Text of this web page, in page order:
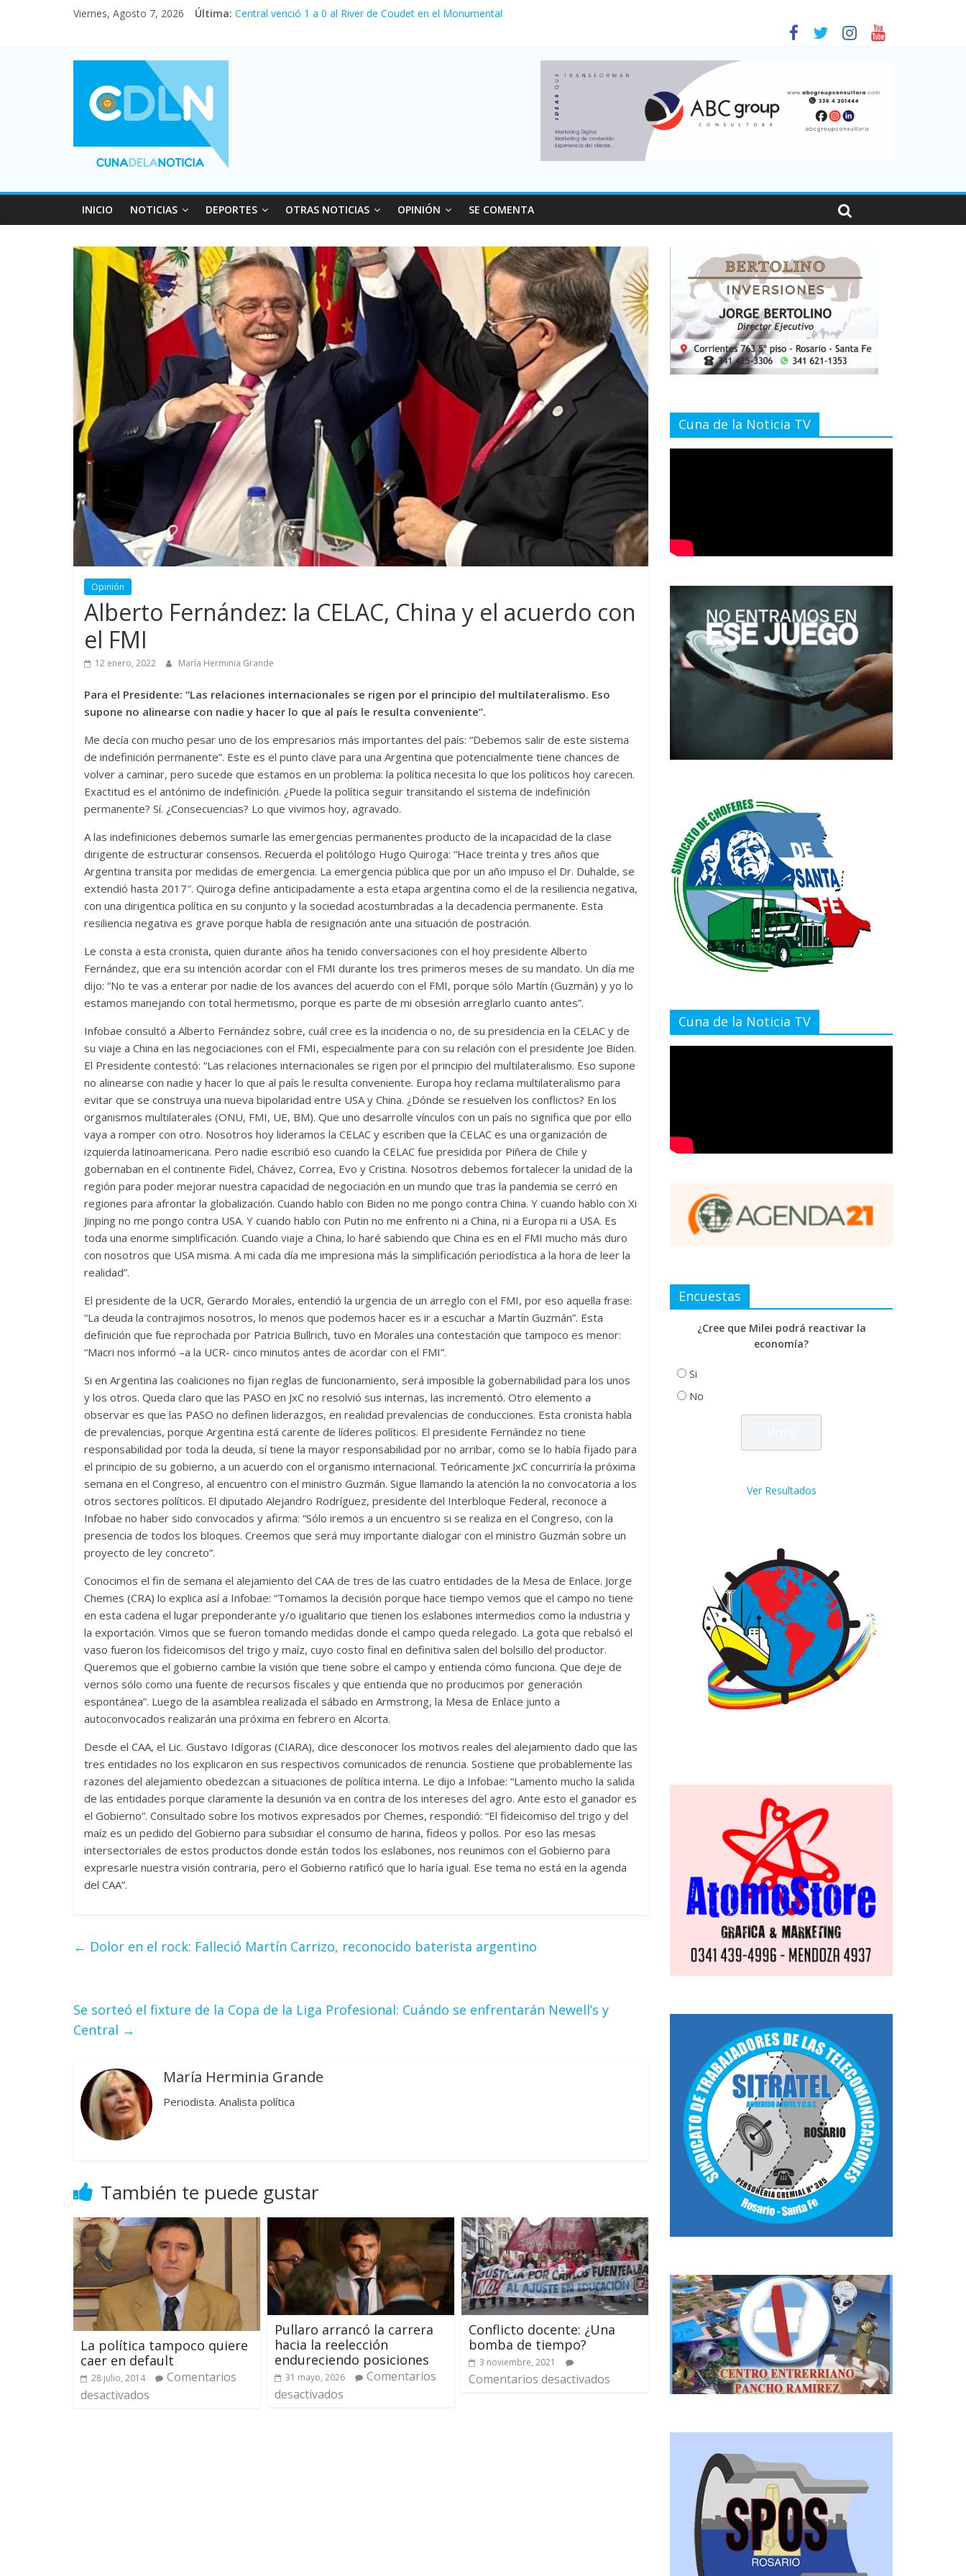
Viernes, Agosto 7, 2026 Última: Fuerte caída de la venta de autos usados en julio: bajó un 12,6% interanual
Desde que asumió Milei cerraron 41.000 kioscos: el sector denuncia crisis como en 2001
Vacaciones de invierno con más movimiento y consumo turístico: 4,6 millones de personas viajaron por el país, un 5,9% más que en 2025
INICIO NOTICIAS DEPORTES OTRAS NOTICIAS OPINIÓN SE COMENTA
Opinión
Alberto Fernández: la CELAC, China y el acuerdo con
el FMI
12 enero, 2022 María Herminia Grande
Para el Presidente: “Las relaciones internacionales se rigen por el principio del multilateralismo. Eso
supone no alinearse con nadie y hacer lo que al país le resulta conveniente”.
Me decía con mucho pesar uno de los empresarios más importantes del país: “Debemos salir de este sistema
de indefinición permanente”. Este es el punto clave para una Argentina que potencialmente tiene chances de
volver a caminar, pero sucede que estamos en un problema: la política necesita lo que los políticos hoy carecen.
Exactitud es el antónimo de indefinición. ¿Puede la política seguir transitando el sistema de indefinición
permanente? Sí. ¿Consecuencias? Lo que vivimos hoy, agravado.
A las indefiniciones debemos sumarle las emergencias permanentes producto de la incapacidad de la clase
dirigente de estructurar consensos. Recuerda el politólogo Hugo Quiroga: “Hace treinta y tres años que
Argentina transita por medidas de emergencia. La emergencia pública que por un año impuso el Dr. Duhalde, se
extendió hasta 2017″. Quiroga define anticipadamente a esta etapa argentina como el de la resiliencia negativa,
con una dirigentica política en su conjunto y la sociedad acostumbradas a la decadencia permanente. Esta
resiliencia negativa es grave porque habla de resignación ante una situación de postración.
Le consta a esta cronista, quien durante años ha tenido conversaciones con el hoy presidente Alberto
Fernández, que era su intención acordar con el FMI durante los tres primeros meses de su mandato. Un día me
dijo: “No te vas a enterar por nadie de los avances del acuerdo con el FMI, porque sólo Martín (Guzmán) y yo lo
estamos manejando con total hermetismo, porque es parte de mi obsesión arreglarlo cuanto antes”.
Infobae consultó a Alberto Fernández sobre, cuál cree es la incidencia o no, de su presidencia en la CELAC y de
su viaje a China en las negociaciones con el FMI, especialmente para con su relación con el presidente Joe Biden.
El Presidente contestó: “Las relaciones internacionales se rigen por el principio del multilateralismo. Eso supone
no alinearse con nadie y hacer lo que al país le resulta conveniente. Europa hoy reclama multilateralismo para
evitar que se construya una nueva bipolaridad entre USA y China. ¿Dónde se resuelven los conflictos? En los
organismos multilaterales (ONU, FMI, UE, BM). Que uno desarrolle vínculos con un país no significa que por ello
vaya a romper con otro. Nosotros hoy lideramos la CELAC y escriben que la CELAC es una organización de
izquierda latinoamericana. Pero nadie escribió eso cuando la CELAC fue presidida por Piñera de Chile y
gobernaban en el continente Fidel, Chávez, Correa, Evo y Cristina. Nosotros debemos fortalecer la unidad de la
región para poder mejorar nuestra capacidad de negociación en un mundo que tras la pandemia se cerró en
regiones para afrontar la globalización. Cuando hablo con Biden no me pongo contra China. Y cuando hablo con Xi
Jinping no me pongo contra USA. Y cuando hablo con Putin no me enfrento ni a China, ni a Europa ni a USA. Es
toda una enorme simplificación. Cuando viaje a China, lo haré sabiendo que China es en el FMI mucho más duro
con nosotros que USA misma. A mi cada día me impresiona más la simplificación periodística a la hora de leer la
realidad”.
El presidente de la UCR, Gerardo Morales, entendió la urgencia de un arreglo con el FMI, por eso aquella frase:
“La deuda la contrajimos nosotros, lo menos que podemos hacer es ir a escuchar a Martín Guzmán”. Esta
definición que fue reprochada por Patricia Bullrich, tuvo en Morales una contestación que tampoco es menor:
“Macri nos informó –a la UCR- cinco minutos antes de acordar con el FMI”.
Si en Argentina las coaliciones no fijan reglas de funcionamiento, será imposible la gobernabilidad para los unos
y los otros. Queda claro que las PASO en JxC no resolvió sus internas, las incrementó. Otro elemento a
observar es que las PASO no definen liderazgos, en realidad prevalencias de conducciones. Esta cronista habla
de prevalencias, porque Argentina está carente de líderes políticos. El presidente Fernández no tiene
responsabilidad por toda la deuda, sí tiene la mayor responsabilidad por no arribar, como se lo había fijado para
el principio de su gobierno, a un acuerdo con el organismo internacional. Teóricamente JxC concurriría la próxima
semana en el Congreso, al encuentro con el ministro Guzmán. Sigue llamando la atención la no convocatoria a los
otros sectores políticos. El diputado Alejandro Rodríguez, presidente del Interbloque Federal, reconoce a
Infobae no haber sido convocados y afirma: “Sólo iremos a un encuentro si se realiza en el Congreso, con la
presencia de todos los bloques. Creemos que será muy importante dialogar con el ministro Guzmán sobre un
proyecto de ley concreto”.
Conocimos el fin de semana el alejamiento del CAA de tres de las cuatro entidades de la Mesa de Enlace. Jorge
Chemes (CRA) lo explica así a Infobae: “Tomamos la decisión porque hace tiempo vemos que el campo no tiene
en esta cadena el lugar preponderante y/o igualitario que tienen los eslabones intermedios como la industria y
la exportación. Vimos que se fueron tomando medidas donde el campo queda relegado. La gota que rebalsó el
vaso fueron los fideicomisos del trigo y maíz, cuyo costo final en definitiva salen del bolsillo del productor.
Queremos que el gobierno cambie la visión que tiene sobre el campo y entienda cómo funciona. Que deje de
vernos sólo como una fuente de recursos fiscales y que entienda que no producimos por generación
espontánea”. Luego de la asamblea realizada el sábado en Armstrong, la Mesa de Enlace junto a
autoconvocados realizarán una próxima en febrero en Alcorta.
Desde el CAA, el Lic. Gustavo Idígoras (CIARA), dice desconocer los motivos reales del alejamiento dado que las
tres entidades no los explicaron en sus respectivos comunicados de renuncia. Sostiene que probablemente las
razones del alejamiento obedezcan a situaciones de política interna. Le dijo a Infobae: “Lamento mucho la salida
de las entidades porque claramente la desunión va en contra de los intereses del agro. Ante esto el ganador es
el Gobierno”. Consultado sobre los motivos expresados por Chemes, respondió: “El fideicomiso del trigo y del
maíz es un pedido del Gobierno para subsidiar el consumo de harina, fideos y pollos. Por eso las mesas
intersectoriales de estos productos donde están todos los eslabones, nos reunimos con el Gobierno para
expresarle nuestra visión contraria, pero el Gobierno ratificó que lo haría igual. Ese tema no está en la agenda
del CAA”.
← Dolor en el rock: Falleció Martín Carrizo, reconocido baterista argentino
Se sorteó el fixture de la Copa de la Liga Profesional: Cuándo se enfrentarán Newell’s y
Central →
María Herminia Grande
Periodista. Analista política
También te puede gustar
La política tampoco quiere
caer en default
28 julio, 2014
Comentarios
desactivados
Pullaro arrancó la carrera
hacia la reelección
endureciendo posiciones
31 mayo, 2026
Comentarios
desactivados
Conflicto docente: ¿Una
bomba de tiempo?
3 noviembre, 2021
Comentarios desactivados
Cuna de la Noticia TV
Cuna de la Noticia TV
Encuestas
¿Cree que Milei podrá reactivar la
economía?
Si
No
Ver Resultados